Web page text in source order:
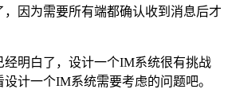
因为需要所有端都确认收到消息后才
经明白了，设计一个IM系统很有挑战
计一个IM系统需要考虑的问题吧。